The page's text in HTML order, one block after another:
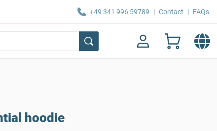
+49 341 996 59789 | Contact | FAQs
hoodie